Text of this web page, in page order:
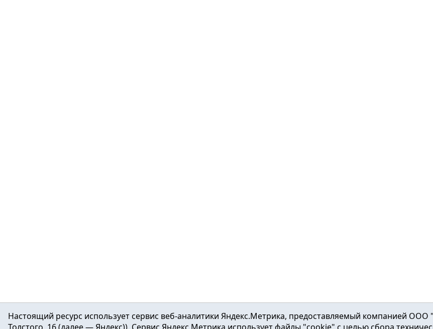
Настоящий ресурс использует сервис веб-аналитики Яндекс.Метрика, предоставляемый компанией ООО